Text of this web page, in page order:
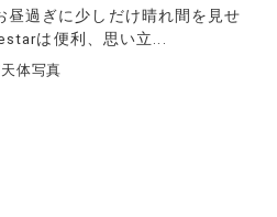
昼過ぎに少しだけ晴れ間を見せ
は便利、思い立...
天体写真